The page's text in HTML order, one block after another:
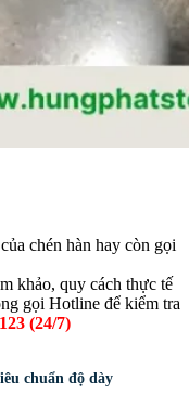
chén hàn hay còn gọi
khảo, quy cách thực tế
gọi Hotline để kiểm tra
(24/7)
chuẩn độ dày